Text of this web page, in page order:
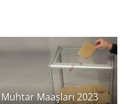
Muhtar Maaşları 2023